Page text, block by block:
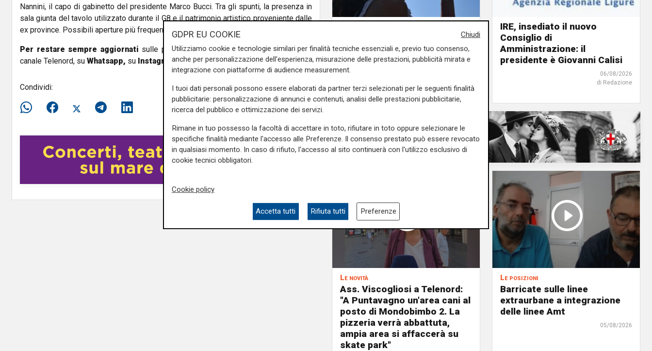
o
Nannini, il capo di gabinetto del presidente Marco Bucci. Tra gli spunti, la presenza in
sala giunta del tavolo utilizzato durante il G8 e il patrimonio artistico proveniente dalle
ex province. Possibili aperture più frequenti rispetto all'unica data annuale.
Per restare sempre aggiornati sulle principali notizie sulla Liguria seguiteci sul
canale Telenord, su Whatsapp, su Instagram,suYoutubee suFacebook.
Condividi:
Caldo in Liguria, bollino rosso
anche sabato: settimo giorno
consecutivo
IRE, insediato il nuovo
Consiglio di
Amministrazione: il
presidente è Giovanni Calisi
06/08/2026
di Redazione
Le novità
Ass. Viscogliosi a Telenord:
"A Puntavagno un'area cani al
posto di Mondobimbo 2. La
pizzeria verrà abbattuta,
ampia area si affaccerà su
skate park"
Le posizioni
Barricate sulle linee
extraurbane a integrazione
delle linee Amt
05/08/2026
Chiudi
GDPR EU COOKIE
Utilizziamo cookie e tecnologie similari per finalità tecniche essenziali e, previo tuo consenso,
anche per personalizzazione dell'esperienza, misurazione delle prestazioni, pubblicità mirata e
integrazione con piattaforme di audience measurement.
I tuoi dati personali possono essere elaborati da partner terzi selezionati per le seguenti finalità
pubblicitarie: personalizzazione di annunci e contenuti, analisi delle prestazioni pubblicitarie,
ricerca del pubblico e ottimizzazione dei servizi.
Rimane in tuo possesso la facoltà di accettare in toto, rifiutare in toto oppure selezionare le
specifiche finalità mediante l'accesso alle Preferenze. Il consenso prestato può essere revocato
in qualsiasi momento. In caso di rifiuto, l'accesso al sito continuerà con l'utilizzo esclusivo di
cookie tecnici obbligatori.
Cookie policy
Accetta tutti Rifiuta tutti Preferenze